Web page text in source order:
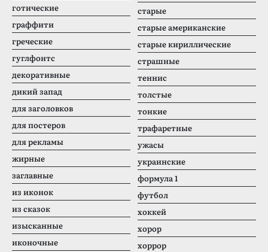
готические
граффити
греческие
гуглфонтс
декоративные
дикий запад
для заголовков
для постеров
для рекламы
жирные
заглавные
из иконок
из сказок
изысканные
иконочные
старые
старые американские
старые кириллические
страшные
теннис
толстые
тонкие
трафаретные
ужасы
украинские
формула 1
футбол
хоккей
хорор
хоррор